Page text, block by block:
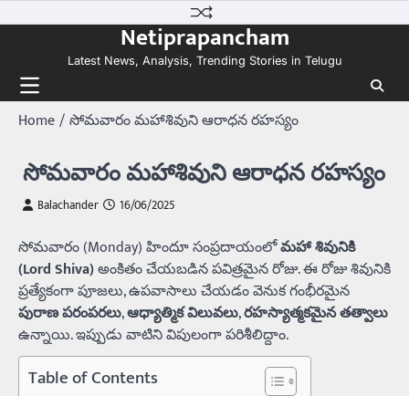
to
Netiprapancham
Latest News, Analysis, Trending Stories in Telugu
Home సోమవారం మహాశివుని ఆరాధన రహస్యం
సోమవారం మహాశివుని ఆరాధన రహస్యం
Balachander 16/06/2025
సోమవారం (Monday) హిందూ సంప్రదాయంలోమహా శివునికి
(Lord Shiva)అంకితం చేయబడిన పవిత్రమైన రోజు. ఈ రోజు శివునికి
ప్రత్యేకంగా పూజలు, ఉపవాసాలు చేయడం వెనుక గంభీరమైన
పురాణ పరంపరలు,ఆధ్యాత్మిక విలువలు,రహస్యాత్మకమైన తత్వాలు
ఉన్నాయి. ఇప్పుడు వాటిని విపులంగా పరిశీలిద్దాం.
Table of Contents